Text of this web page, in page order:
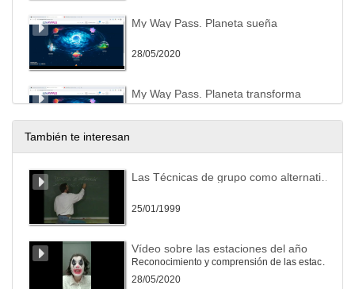
My Way Pass. Planeta sueña
28/05/2020
My Way Pass. Planeta transforma
28/05/2020
También te interesan
25/01/1999
Vídeo sobre las estaciones del año
Reconocimiento y comprensión de las estaciones del año
28/05/2020